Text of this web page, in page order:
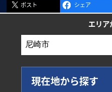
ポスト シェア
エリア
現在地から探す